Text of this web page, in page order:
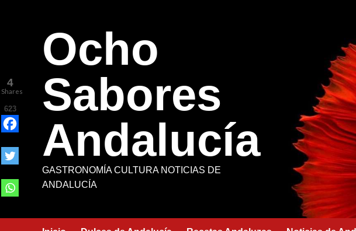
Ocho
Sabores
Andalucía
GASTRONOMÍA CULTURA NOTICIAS DE
ANDALUCÍA
4
Shares
623